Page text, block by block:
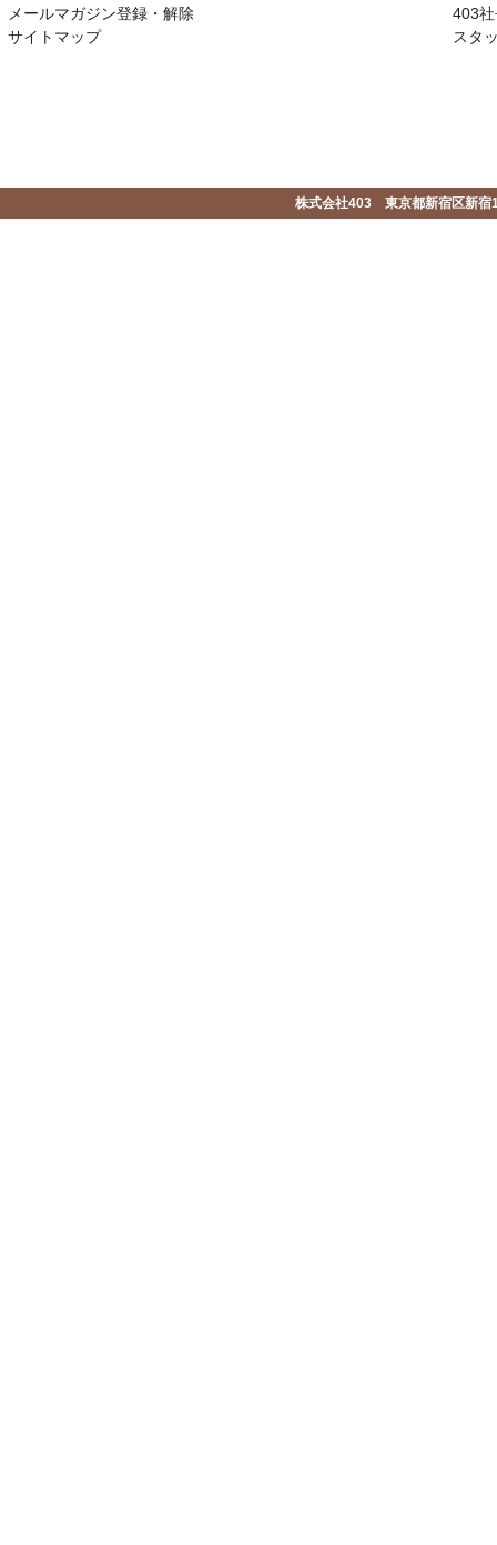
メールマガジン登録・解除
サイトマップ
403
スタ
株式会社403 東京都新宿区新